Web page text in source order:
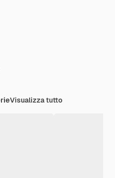
Visualizza tutto